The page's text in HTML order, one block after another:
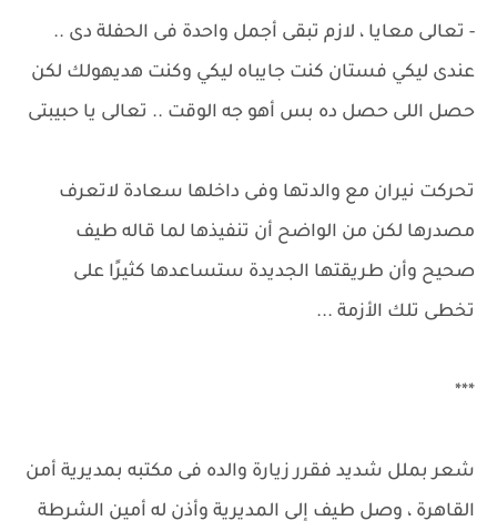
- تعالى معايا ، لازم تبقى أجمل واحدة فى الحفلة دى ..
عندى ليكي فستان كنت جايباه ليكي وكنت هديهولك لكن
حصل اللى حصل ده بس أهو جه الوقت .. تعالى يا حبيبتى
تحركت نيران مع والدتها وفى داخلها سعادة لاتعرف
مصدرها لكن من الواضح أن تنفيذها لما قاله طيف
صحيح وأن طريقتها الجديدة ستساعدها كثيرًا على
تخطى تلك الأزمة ...
***
شعر بملل شديد فقرر زيارة والده فى مكتبه بمديرية أمن
القاهرة ، وصل طيف إلى المديرية وأذن له أمين الشرطة